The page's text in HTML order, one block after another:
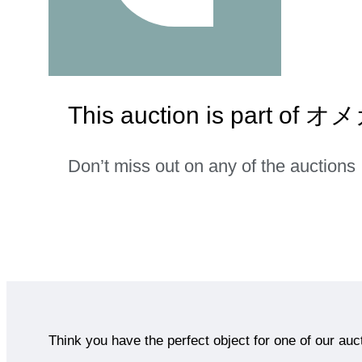
This auction is part of オメ
Don’t miss out on any of the auctions
Think you have the perfect object for one of our